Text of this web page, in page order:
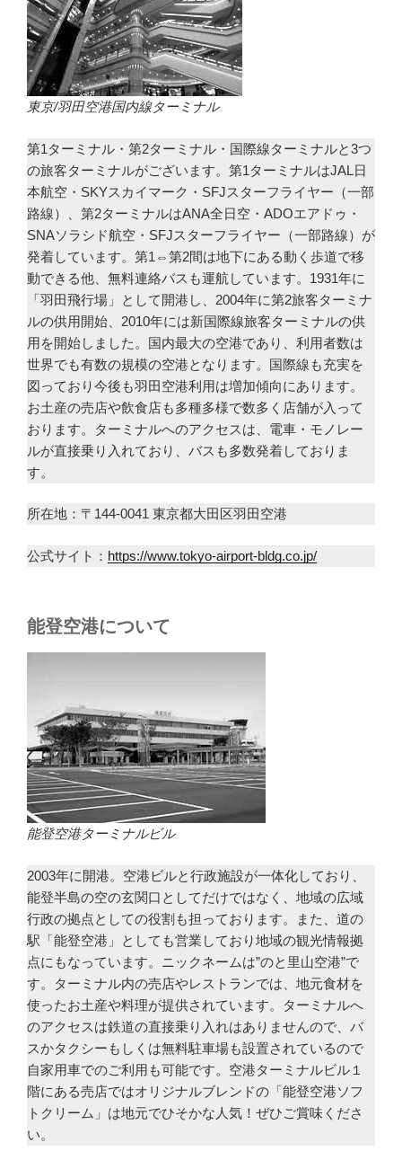
東京/羽田空港国内線ターミナル
第1ターミナル・第2ターミナル・国際線ターミナルと3つ
の旅客ターミナルがございます。第1ターミナルはJAL日
本航空・SKYスカイマーク・SFJスターフライヤー（一部
路線）、第2ターミナルはANA全日空・ADOエアドゥ・
SNAソラシド航空・SFJスターフライヤー（一部路線）が
発着しています。第1⇔第2間は地下にある動く歩道で移
動できる他、無料連絡バスも運航しています。1931年に
「羽田飛行場」として開港し、2004年に第2旅客ターミナ
ルの供用開始、2010年には新国際線旅客ターミナルの供
用を開始しました。国内最大の空港であり、利用者数は
世界でも有数の規模の空港となります。国際線も充実を
図っており今後も羽田空港利用は増加傾向にあります。
お土産の売店や飲食店も多種多様で数多く店舗が入って
おります。ターミナルへのアクセスは、電車・モノレー
ルが直接乗り入れており、バスも多数発着しておりま
す。
所在地：〒144-0041 東京都大田区羽田空港
公式サイト： https://www.tokyo-airport-bldg.co.jp/
能登空港について
能登空港ターミナルビル
2003年に開港。空港ビルと行政施設が一体化しており、
能登半島の空の玄関口としてだけではなく、地域の広域
行政の拠点としての役割も担っております。また、道の
駅「能登空港」としても営業しており地域の観光情報拠
点にもなっています。ニックネームは”のと里山空港”で
す。ターミナル内の売店やレストランでは、地元食材を
使ったお土産や料理が提供されています。ターミナルへ
のアクセスは鉄道の直接乗り入れはありませんので、バ
スかタクシーもしくは無料駐車場も設置されているので
自家用車でのご利用も可能です。空港ターミナルビル１
階にある売店ではオリジナルブレンドの「能登空港ソフ
トクリーム」は地元でひそかな人気！ぜひご賞味くださ
い。